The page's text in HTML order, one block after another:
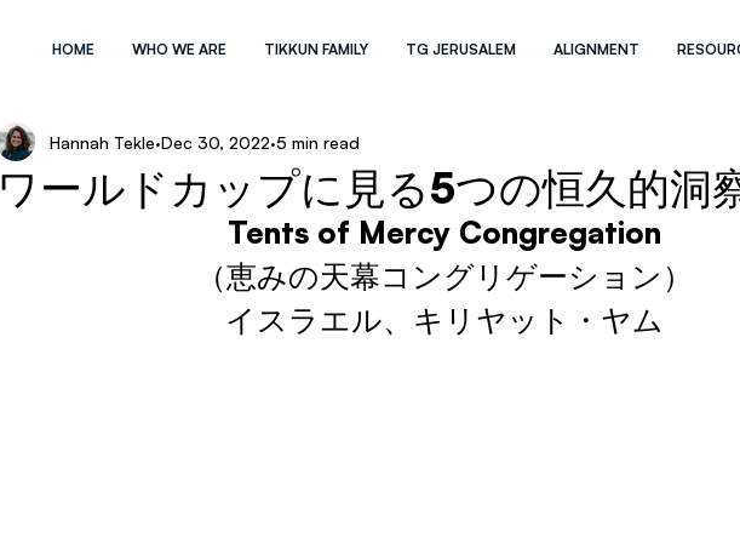
HOME WHO WE ARE TIKKUN FAMILY TG JERUSALEM ALIGNMENT
ワールドカップに見る5つの恒久的洞
Hannah Tekle Dec 30, 2022 5 min read
Tents of Mercy Congregation
（恵みの天幕コングリゲーション）
イスラエル、キリヤット・ヤム